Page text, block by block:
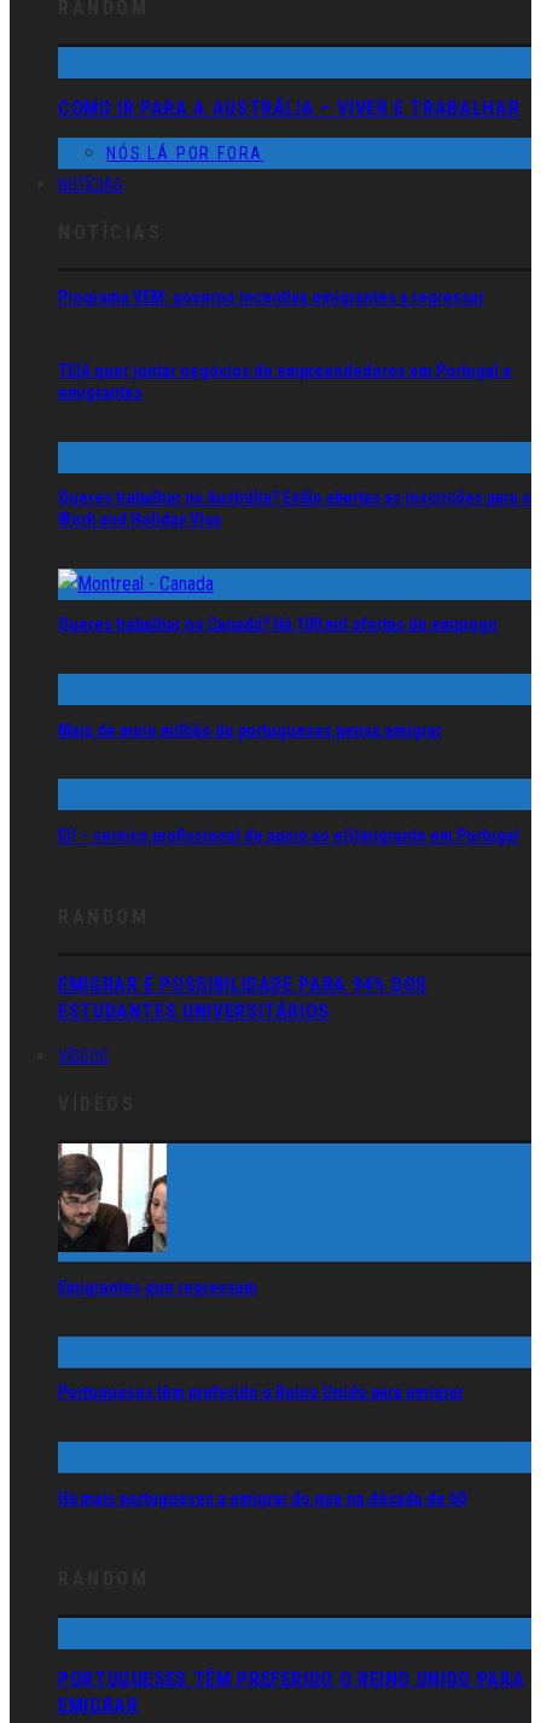
COMO IR PARA A AUSTRÁLIA – VIVER E TRABALHAR
NÓS LÁ POR FORA
NOTÍCIAS
Programa VEM: governo incentiva emigrantes a regressar
TEIA quer juntar negócios de empreendedores em Portugal e
emigrantes
Queres trabalhar na Austrália? Estão abertas as inscrições para o
Work and Holiday Visa
Queres trabalhar no Canadá? Há 100 mil ofertas de emprego
Mais de meio milhão de portugueses pensa emigrar
Ei! – serviço profissional de apoio ao e(i)migrante em Portugal
EMIGRAR É POSSIBILIDADE PARA 94% DOS
ESTUDANTES UNIVERSITÁRIOS
VÍDEOS
Emigrantes que regressam
Portugueses têm preferido o Reino Unido para emigrar
Há mais portugueses a emigrar do que na década de 60
PORTUGUESES TÊM PREFERIDO O REINO UNIDO PARA
EMIGRAR